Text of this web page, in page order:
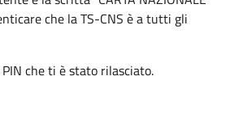
che la TS-CNS è a tutti gli
che ti è stato rilasciato.